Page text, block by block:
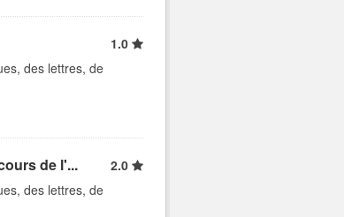
1.0
des lettres, de
de l'...
2.0
des lettres, de